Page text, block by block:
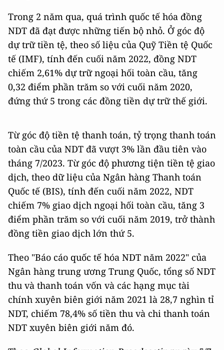
Trong 2 năm qua, quá trình quốc tế hóa đồng
NDT đã đạt được những tiến bộ nhỏ. Ở góc độ
dự trữ tiền tệ, theo số liệu của Quỹ Tiền tệ Quốc
tế (IMF), tính đến cuối năm 2022, đồng NDT
chiếm 2,61% dự trữ ngoại hối toàn cầu, tăng
0,32 điểm phần trăm so với cuối năm 2020,
đứng thứ 5 trong các đồng tiền dự trữ thế giới.
Từ góc độ tiền tệ thanh toán, tỷ trọng thanh toán
toàn cầu của NDT đã vượt 3% lần đầu tiên vào
tháng 7/2023. Từ góc độ phương tiện tiền tệ giao
dịch, theo dữ liệu của Ngân hàng Thanh toán
Quốc tế (BIS), tính đến cuối năm 2022, NDT
chiếm 7% giao dịch ngoại hối toàn cầu, tăng 3
điểm phần trăm so với cuối năm 2019, trở thành
đồng tiền giao dịch lớn thứ 5.
Theo "Báo cáo quốc tế hóa NDT năm 2022" của
Ngân hàng trung ương Trung Quốc, tổng số NDT
thu và thanh toán vốn và các hạng mục tài
chính xuyên biên giới năm 2021 là 28,7 nghìn tỉ
NDT, chiếm 78,4% số tiền thu và chi thanh toán
NDT xuyên biên giới năm đó.